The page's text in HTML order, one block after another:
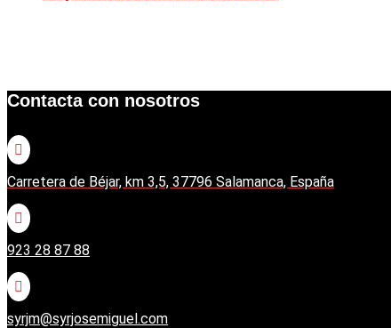
Contacta con nosotros

Carretera de Béjar, km 3,5, 37796 Salamanca, España

923 28 87 88

syrjm@syrjosemiguel.com